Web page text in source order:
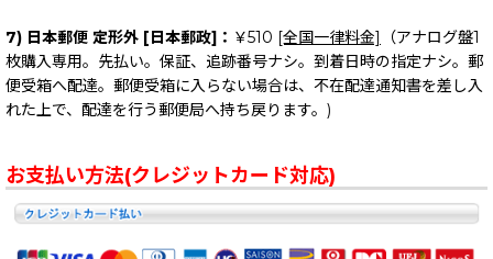
7) 日本郵便 定形外 [日本郵政]： ￥510 [全国一律料金]
（アナログ盤1
枚購入専用。先払い。保証、追跡番号ナシ。到着日時の指定ナシ。郵
便受箱へ配達。郵便受箱に入らない場合は、不在配達通知書を差し入
れた上で、配達を行う郵便局へ持ち戻ります。)
お支払い方法(クレジットカード対応)